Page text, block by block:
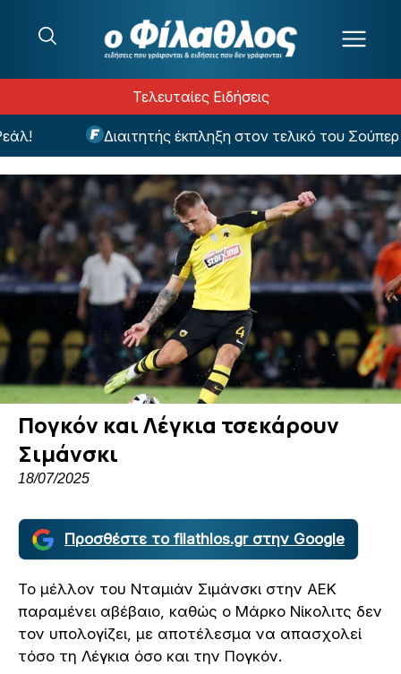
Τελευταίες Ειδήσεις
Διαιτητής έκπληξη στον τελικό του Σούπερ
Πογκόν και Λέγκια τσεκάρουν
Σιμάνσκι
18/07/2025
Προσθέστε το filathlos.gr στην Google
Το μέλλον του Νταμιάν Σιμάνσκι στην ΑΕΚ
παραμένει αβέβαιο, καθώς ο Μάρκο Νίκολιτς δεν
τον υπολογίζει, με αποτέλεσμα να απασχολεί
τόσο τη Λέγκια όσο και την Πογκόν.